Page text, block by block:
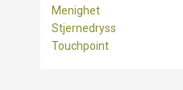
Menighet
Stjernedryss
Touchpoint